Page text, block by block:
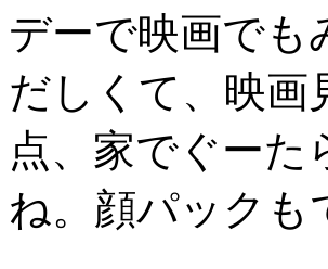
デーで映画でも
だしくて、映画
点、家でぐー
ね。顔パックも